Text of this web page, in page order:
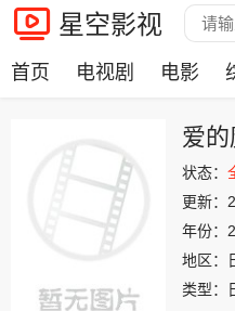
星空影视
首页 电视剧 电影
爱
状态：
更新：
年份：
地区：
类型：